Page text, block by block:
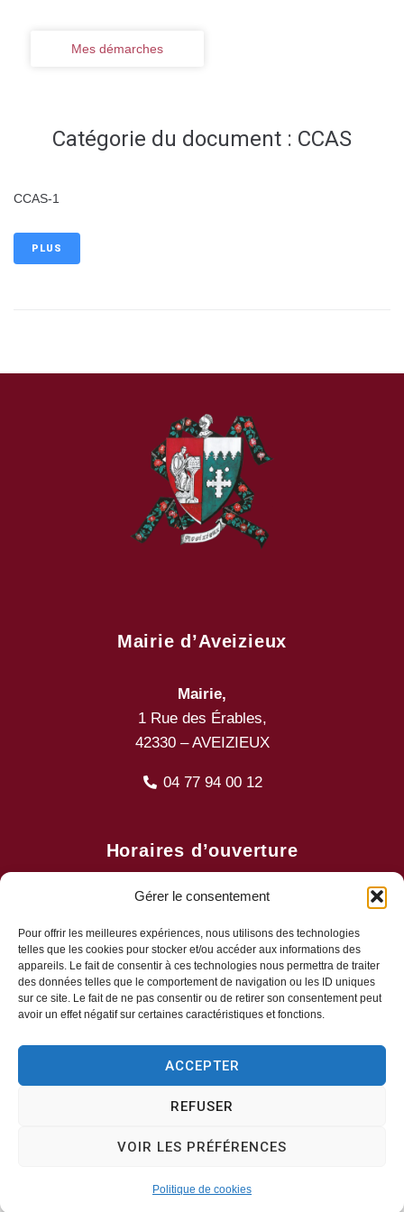
Gérer le consentement
Pour offrir les meilleures expériences, nous utilisons des technologies
telles que les cookies pour stocker et/ou accéder aux informations des
appareils. Le fait de consentir à ces technologies nous permettra de traiter
des données telles que le comportement de navigation ou les ID uniques
sur ce site. Le fait de ne pas consentir ou de retirer son consentement peut
avoir un effet négatif sur certaines caractéristiques et fonctions.
ACCEPTER
REFUSER
VOIR LES PRÉFÉRENCES
Politique de cookies
Mes démarches
Catégorie du document : CCAS
CCAS-1
PLUS
Mairie d’Aveizieux
Mairie,
1 Rue des Érables,
42330 – AVEIZIEUX
04 77 94 00 12
Horaires d’ouverture
Mardi, vendredi
8h30-13h30 & 13h30-17h00
Samedi
Fermé
Plan du site
Propulsé par Utopia
(sites internet de collectivités &